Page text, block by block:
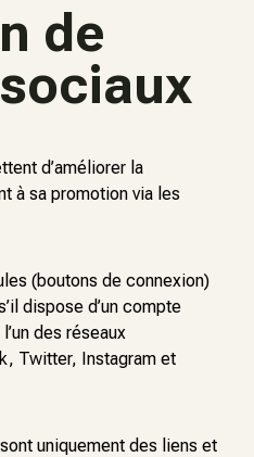
de
d’améliorer la
à sa promotion via les
(boutons de connexion)
dispose d’un compte
des réseaux
Twitter, Instagram et
uniquement des liens et